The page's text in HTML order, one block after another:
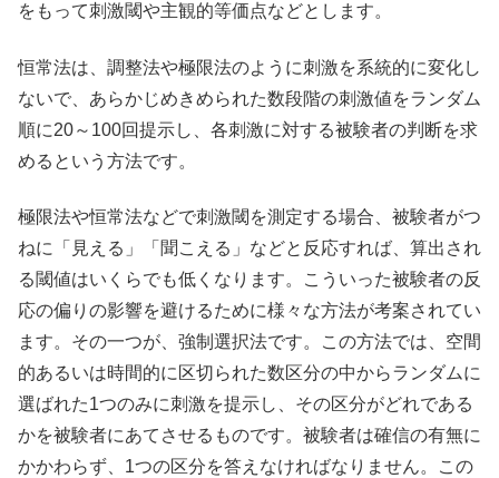
をもって刺激閾や主観的等価点などとします。
恒常法は、調整法や極限法のように刺激を系統的に変化し
ないで、あらかじめきめられた数段階の刺激値をランダム
順に20～100回提示し、各刺激に対する被験者の判断を求
めるという方法です。
極限法や恒常法などで刺激閾を測定する場合、被験者がつ
ねに「見える」「聞こえる」などと反応すれば、算出され
る閾値はいくらでも低くなります。こういった被験者の反
応の偏りの影響を避けるために様々な方法が考案されてい
ます。その一つが、強制選択法です。この方法では、空間
的あるいは時間的に区切られた数区分の中からランダムに
選ばれた1つのみに刺激を提示し、その区分がどれである
かを被験者にあてさせるものです。被験者は確信の有無に
かかわらず、1つの区分を答えなければなりません。この